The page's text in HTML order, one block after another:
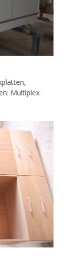
Multiplex